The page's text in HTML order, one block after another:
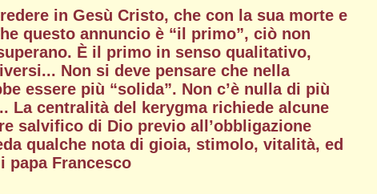
in Gesù Cristo, che con la sua morte e
questo annuncio è “il primo”, ciò non
È il primo in senso qualitativo,
Non si deve pensare che nella
essere più “solida”. Non c’è nulla di più
centralità del kerygma richiede alcune
salvifico di Dio previo all’obbligazione
qualche nota di gioia, stimolo, vitalità, ed
papa Francesco